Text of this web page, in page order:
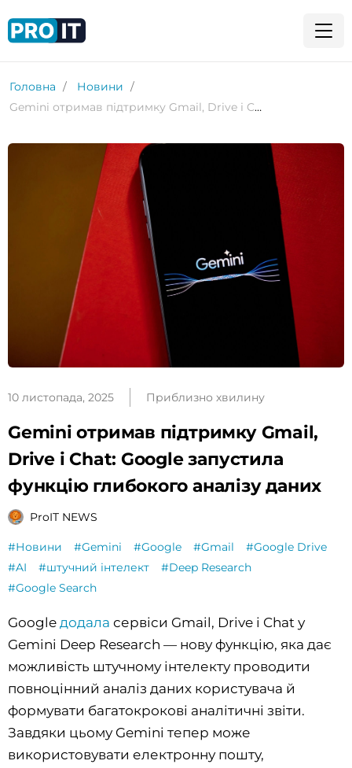
Головна
Новини
Gemini отримав підтримку Gmail, Drive і Chat: Google запустила функцію глибокого аналізу даних
10 листопада, 2025 Приблизно хвилину
Gemini отримав підтримку Gmail,
Drive і Chat: Google запустила
функцію глибокого аналізу даних
ProIT NEWS
#Новини #Gemini #Google #Gmail
#Google Drive
#AI
#штучний інтелект
#Deep Research
#Google Search
Google додала сервіси Gmail, Drive і Chat у
Gemini Deep Research — нову функцію, яка дає
можливість штучному інтелекту проводити
повноцінний аналіз даних користувача й
формувати багатокрокові аналітичні звіти.
Завдяки цьому Gemini тепер може
використовувати електронну пошту,